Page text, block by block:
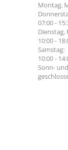
Montag,
07:00 -
Dienstag,
10:00 -
Samstag:
10:00 -
Sonn-